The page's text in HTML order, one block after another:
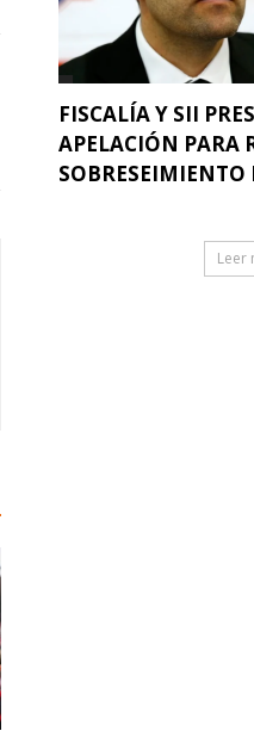
FISCALÍA Y SII
APELACIÓN PARA
SOBRESEIMIENTO
Leer